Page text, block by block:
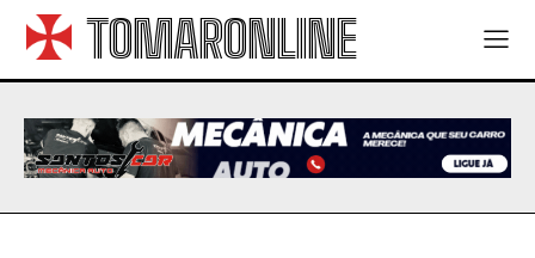
TOMARONLINE